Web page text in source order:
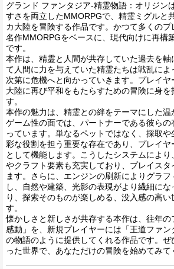
グランド ファンタジア-精霊物語：オリジン
すさを両立したMMORPGで、精霊ミグルと
カ大陸を冒険する作品です。かつて多くの
名作MMORPGをベースに、現代向けに再構
です。
本作は、精霊と人間が共存していた過去を
て人間に力を与えていた精霊たちは戦乱に
次第に危機へと向かっていきます。プレイヤ
大陸に再び平和をもたらすための冒険に身を
す。
本作の魅力は、精霊との絆をテーマにした温
ゲーム性の面では、パートナーである彼ら
っています。単なるペットではなく、採取
彩な役割を担う重要な存在であり、プレイ
として機能します。こうしたシステムによ
やクラフト要素も充実しており、プレイス
ます。さらに、エンジンの刷新によりグラ
し、自然や建築、光影の表現がより繊細にな
り、探索そのものが楽しめる、没入感の高い
す。
懐かしさと新しさが共存する本作は、往年
感動」を、新規プレイヤーには「王道ファ
の物語のように提供してくれる作品です。
った世界で、あなただけの冒険を始めてみて